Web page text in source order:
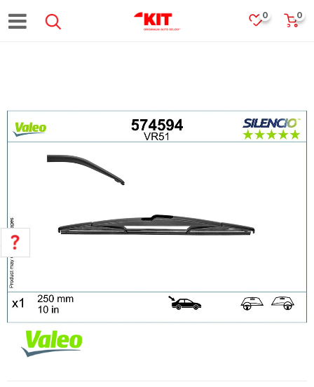
0
0
Za više informacija, pomoć i
porudžbine
011 4427900